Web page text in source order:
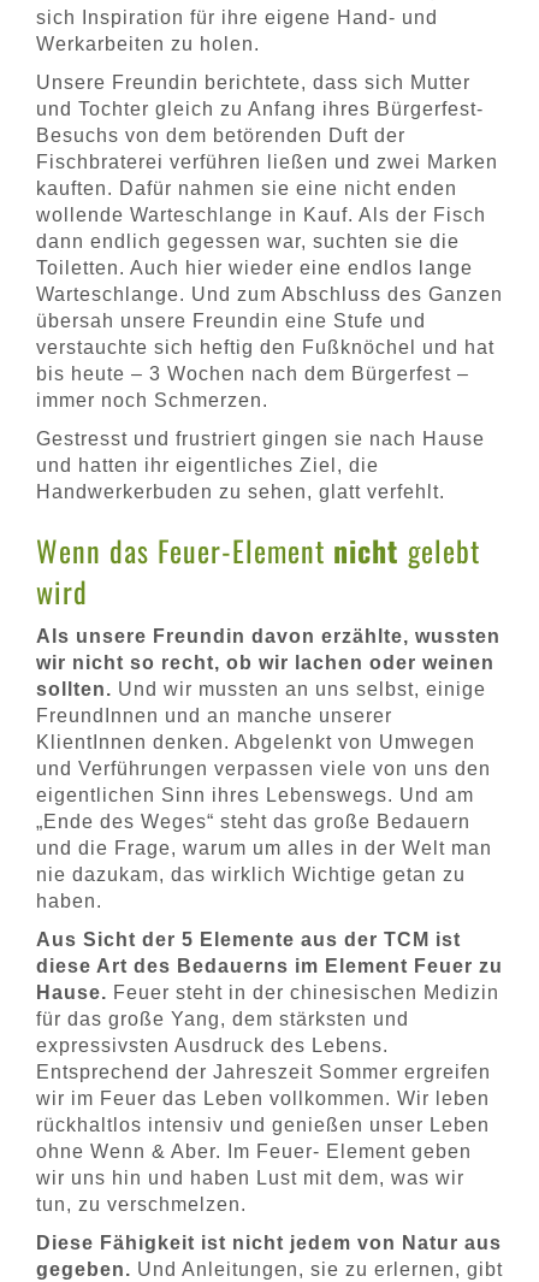
sich Inspiration für ihre eigene Hand- und
Werkarbeiten zu holen.
Unsere Freundin berichtete, dass sich Mutter
und Tochter gleich zu Anfang ihres Bürgerfest-
Besuchs von dem betörenden Duft der
Fischbraterei verführen ließen und zwei Marken
kauften. Dafür nahmen sie eine nicht enden
wollende Warteschlange in Kauf. Als der Fisch
dann endlich gegessen war, suchten sie die
Toiletten. Auch hier wieder eine endlos lange
Warteschlange. Und zum Abschluss des Ganzen
übersah unsere Freundin eine Stufe und
verstauchte sich heftig den Fußknöchel und hat
bis heute – 3 Wochen nach dem Bürgerfest –
immer noch Schmerzen.
Gestresst und frustriert gingen sie nach Hause
und hatten ihr eigentliches Ziel, die
Handwerkerbuden zu sehen, glatt verfehlt.
Wenn das Feuer-Element nicht gelebt
wird
Als unsere Freundin davon erzählte, wussten
wir nicht so recht, ob wir lachen oder weinen
sollten. Und wir mussten an uns selbst, einige
FreundInnen und an manche unserer
KlientInnen denken. Abgelenkt von Umwegen
und Verführungen verpassen viele von uns den
eigentlichen Sinn ihres Lebenswegs. Und am
„Ende des Weges“ steht das große Bedauern
und die Frage, warum um alles in der Welt man
nie dazukam, das wirklich Wichtige getan zu
haben.
Aus Sicht der 5 Elemente aus der TCM ist
diese Art des Bedauerns im Element Feuer zu
Hause. Feuer steht in der chinesischen Medizin
für das große Yang, dem stärksten und
expressivsten Ausdruck des Lebens.
Entsprechend der Jahreszeit Sommer ergreifen
wir im Feuer das Leben vollkommen. Wir leben
rückhaltlos intensiv und genießen unser Leben
ohne Wenn & Aber. Im Feuer- Element geben
wir uns hin und haben Lust mit dem, was wir
tun, zu verschmelzen.
Diese Fähigkeit ist nicht jedem von Natur aus
gegeben. Und Anleitungen, sie zu erlernen, gibt